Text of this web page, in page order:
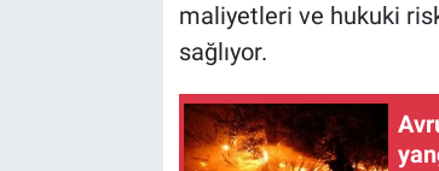
maliyetleri ve hukuki
sağlıyor.